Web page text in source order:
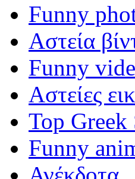
Funny
Αστεία
Funny
Αστείες
Top Greek
Funny